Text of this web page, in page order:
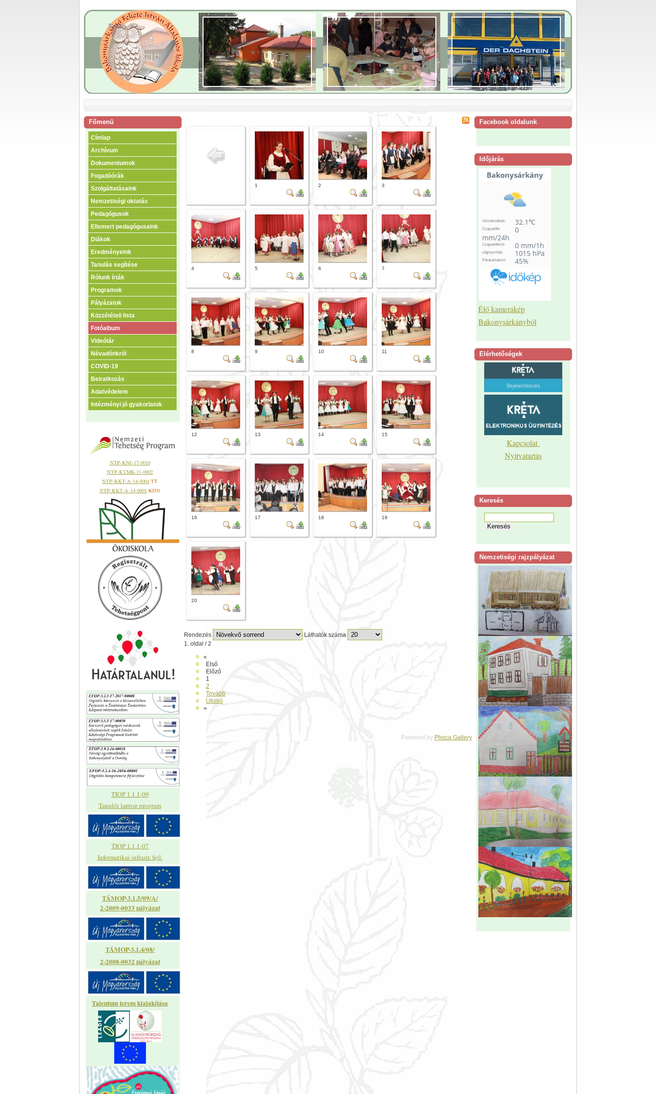
Főmenü
Címlap
Archívum
Dokumentumok
Fogadóórák
Szolgáltatásaink
Nemzetiségi oktatás
Pedagógusok
Elismert pedagógusaink
Diákok
Eredményeink
Tanulás segítése
Rólunk írták
Programok
Pályázatok
Közzétételi lista
Fotóalbum
Videótár
Névadónkról
COVID-19
Beiratkozás
Adatvédelem
Intézményi jó gyakorlatok
NTP-KNI-17-0018
NTP-KTMK-11-0002
NTP-KKT-A-14-0001 TT
NTP-KKT-A-14-0001 KDN
TIOP 1.1.1-09
Tanulói laptop program
TIOP 1.1.1-07
Informatikai infrastr. fejl.
TÁMOP-3.1.5/09/A/
2-2009-0033 pályázat
TÁMOP-3.1.4/08/
2-2008-0032 pályázat
Talentum terem kialakítása
1 2 3
4 5 6 7
8 9 10 11
12 13 14 15
16 17 18 19
20
Rendezés
Láthatók száma
1. oldal / 2
«
Első
Előző
1
2
Tovább
Utolsó
»
Powered by Phoca Gallery
Facebook oldalunk
Időjárás
Élő kamerakép
Bakonysárkányból
Elérhetőségek
Kapcsolat
Nyitvatartás
Keresés
Nemzetiségi rajzpályázat